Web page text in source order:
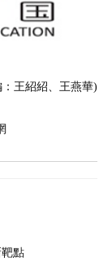
王紹紹、王燕華)
點